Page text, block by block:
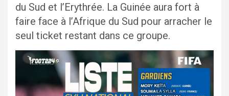
du Sud et l’Erythrée. La Guinée aura fort à
faire face à l’Afrique du Sud pour arracher le
seul ticket restant dans ce groupe.